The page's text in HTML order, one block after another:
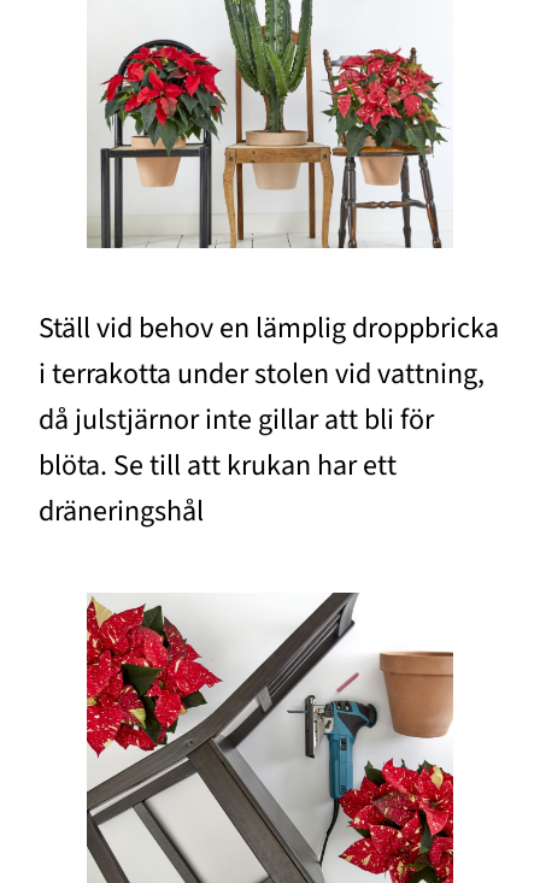
Ställ vid behov en lämplig droppbricka
i terrakotta under stolen vid vattning,
då julstjärnor inte gillar att bli för
blöta. Se till att krukan har ett
dräneringshål